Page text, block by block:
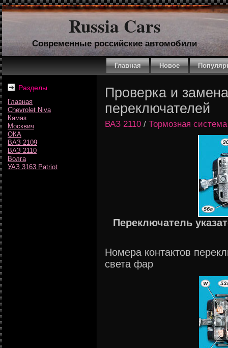
Russia Cars
Современные российские автомобили
Главная Новое
Разделы
Главная
Chevrolet Niva
Камаз
Москвич
ОКА
ВАЗ 2109
ВАЗ 2110
Волга
УАЗ 3163 Patriot
Проверка и
переключателей
ВАЗ 2110 / Тормозная система
Переключатель
Номера контактов
света фар